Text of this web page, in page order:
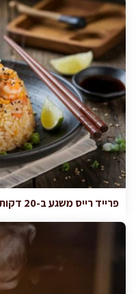
פרייד רייס משגע ב-20 דקות, בלי ווק בכלל